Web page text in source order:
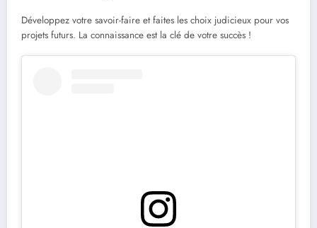
Développez votre savoir-faire et faites les choix judicieux pour vos
projets futurs. La connaissance est la clé de votre succès !